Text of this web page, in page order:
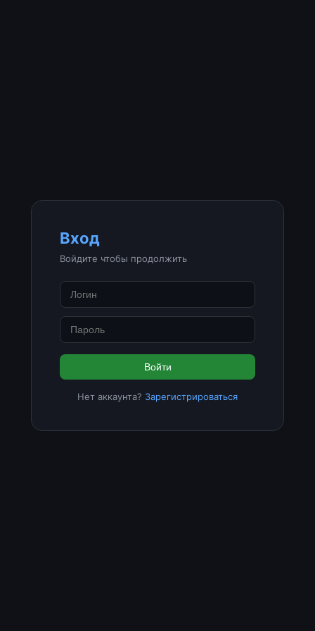
Вход
Войдите чтобы продолжить
Войти
Нет аккаунта? Зарегистрироваться